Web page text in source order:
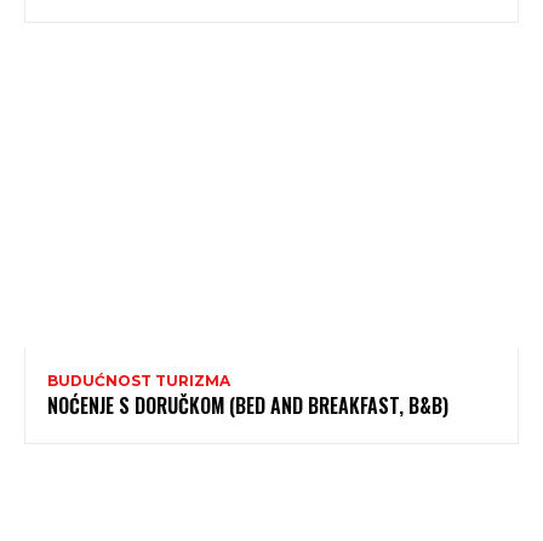
BUDUĆNOST TURIZMA
NOĆENJE S DORUČKOM (BED AND BREAKFAST, B&B)